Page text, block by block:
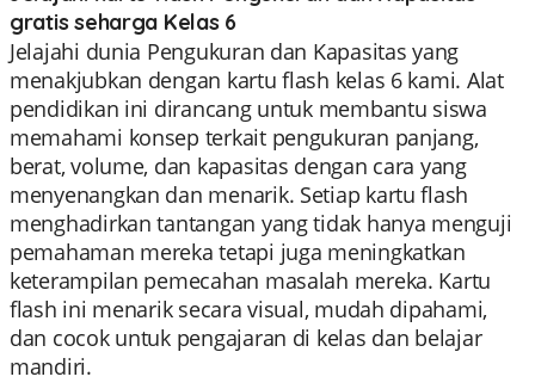
gratis seharga Kelas 6
Jelajahi dunia Pengukuran dan Kapasitas yang
menakjubkan dengan kartu flash kelas 6 kami. Alat
pendidikan ini dirancang untuk membantu siswa
memahami konsep terkait pengukuran panjang,
berat, volume, dan kapasitas dengan cara yang
menyenangkan dan menarik. Setiap kartu flash
menghadirkan tantangan yang tidak hanya menguji
pemahaman mereka tetapi juga meningkatkan
keterampilan pemecahan masalah mereka. Kartu
flash ini menarik secara visual, mudah dipahami,
dan cocok untuk pengajaran di kelas dan belajar
mandiri.